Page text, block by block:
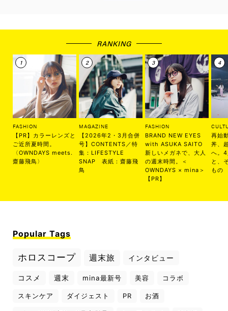
RANKING
FASHION
【PR】カラーレンズと
ご近所夏時間。
〈OWNDAYS meets.
齋藤飛鳥〉
MAGAZINE
【2026年2・3月合併
号】CONTENTS／特
集：LIFESTYLE
SNAP 表紙：齋藤飛
鳥
FASHION
BRAND NEW EYES
with ASUKA SAITO
新しいメガネで、大人
の週末時間。＜
OWNDAYS × mina＞
【PR】
再始
丼、
へ。
と、
もの
Popular Tags
ホロスコープ 週末旅 インタビュー
コスメ 週末 mina最新号 美容 コラボ
スキンケア ダイジェスト PR お酒